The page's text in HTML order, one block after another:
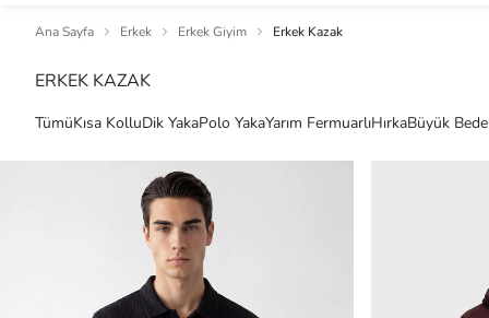
Ana Sayfa Erkek Erkek Giyim Erkek Kazak
ERKEK KAZAK
TümüKısa KolluDik YakaPolo YakaYarım FermuarlıHırkaBüyük